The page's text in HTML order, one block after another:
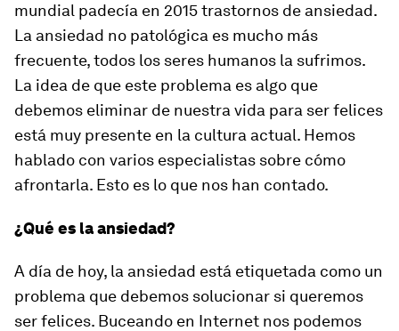
mundial padecía en 2015 trastornos de ansiedad.
La ansiedad no patológica es mucho más
frecuente, todos los seres humanos la sufrimos.
La idea de que este problema es algo que
debemos eliminar de nuestra vida para ser felices
está muy presente en la cultura actual. Hemos
hablado con varios especialistas sobre cómo
afrontarla. Esto es lo que nos han contado.
¿Qué es la ansiedad?
A día de hoy, la ansiedad está etiquetada como un
problema que debemos solucionar si queremos
ser felices. Buceando en Internet nos podemos